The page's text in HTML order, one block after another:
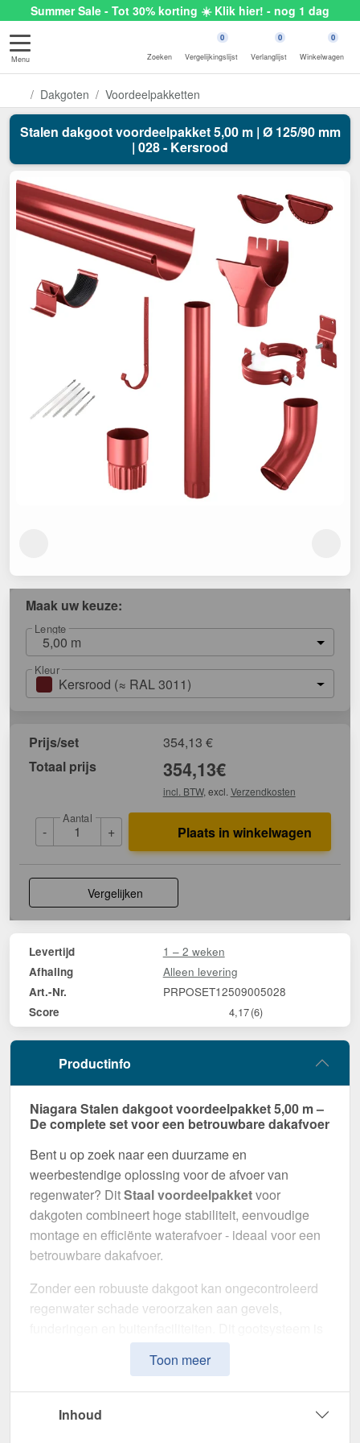
Summer Sale - Tot 30% korting ☀️ Klik hier! - nog 1 dag
Menu Zoeken
0
Vergelijkingslijst
0
Verlanglijst
0
Winkelwagen
Dakgoten Voordeelpakketten
Stalen dakgoot voordeelpakket 5,00 m | Ø 125/90 mm
| 028 - Kersrood
Maak uw keuze:
Lengte
5,00 m
Kleur
Kersrood (≈ RAL 3011)
Prijs/set 354,13 €
Totaal prijs
354,13€
incl. BTW, excl. Verzendkosten
-
Aantal
+ Plaats in winkelwagen
Vergelijken
Levertijd 1 – 2 weken
Afhaling Alleen levering
Art.-Nr. PRPOSET12509005028
Score 4,17(6)
Productinfo
Niagara Stalen dakgoot voordeelpakket 5,00 m –
De complete set voor een betrouwbare dakafvoer
Bent u op zoek naar een duurzame en
weerbestendige oplossing voor de afvoer van
regenwater? DitStaal voordeelpakketvoor
dakgoten combineert hoge stabiliteit, eenvoudige
montage en efficiënte waterafvoer - ideaal voor een
betrouwbare dakafvoer.
Zonder een robuuste dakgoot kan ongecontroleerd
regenwater schade veroorzaken aan gevels,
speciaal ontwikkeld om eenveilige en duurzame
afwateringsoplossingte bieden. Het maakt indruk
met zijn hoge weerstand, doordachte ontwerp en
eenvoudige installatie.
Toon meer
Inhoud